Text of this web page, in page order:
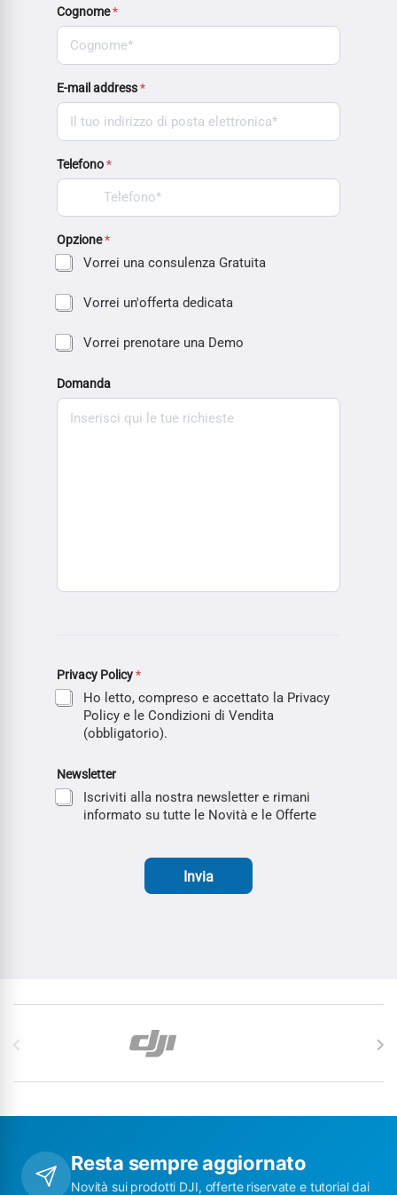
Cognome*
E-mail address*
Telefono*
Opzione*
Vorrei una consulenza Gratuita
Vorrei un'offerta dedicata
Vorrei prenotare una Demo
Domanda
Privacy Policy*
Ho letto, compreso e accettato la Privacy
Policy e le Condizioni di Vendita
(obbligatorio).
Newsletter
Iscriviti alla nostra newsletter e rimani
informato su tutte le Novità e le Offerte
Invia
Resta sempre aggiornato
Novità sui prodotti DJI, offerte riservate e tutorial dai